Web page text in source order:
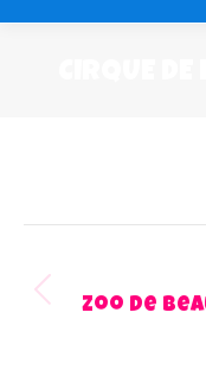
albumZoo de